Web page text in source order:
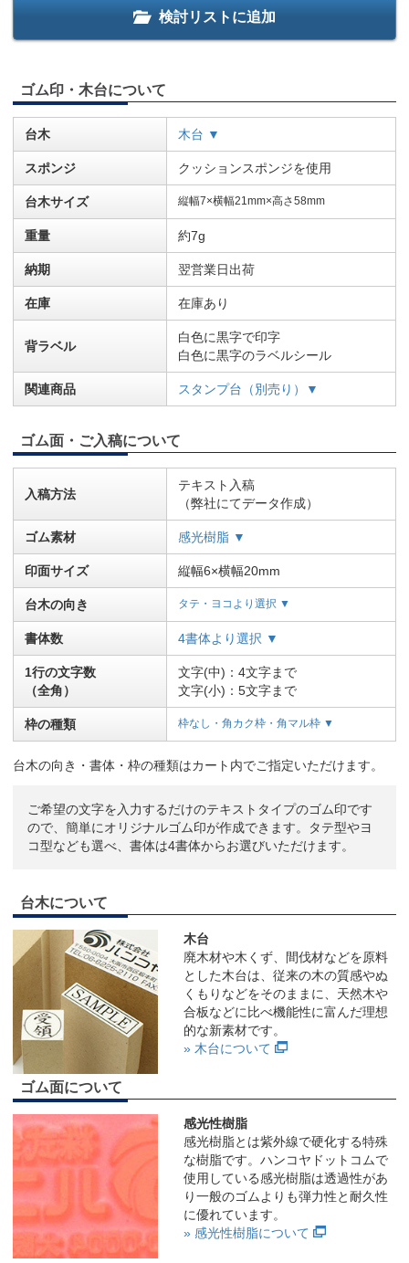
検討リストに追加
ゴム印・木台について
台木 木台 ▼
スポンジ クッションスポンジを使用
台木サイズ 縦幅7×横幅21mm×高さ58mm
重量 約7g
納期 翌営業日出荷
在庫 在庫あり
背ラベル
白色に黒字で印字
白色に黒字のラベルシール
関連商品 スタンプ台（別売り）▼
ゴム面・ご入稿について
入稿方法
テキスト入稿
（弊社にてデータ作成）
ゴム素材 感光樹脂 ▼
印面サイズ 縦幅6×横幅20mm
台木の向き タテ・ヨコより選択 ▼
書体数 4書体より選択 ▼
1行の文字数
（全角）
文字(中)：4文字まで
文字(小)：5文字まで
枠の種類 枠なし・角カク枠・角マル枠 ▼
台木の向き・書体・枠の種類はカート内でご指定いただけます。
ご希望の文字を入力するだけのテキストタイプのゴム印です
ので、簡単にオリジナルゴム印が作成できます。タテ型やヨ
コ型なども選べ、書体は4書体からお選びいただけます。
台木について
木台
廃木材や木くず、間伐材などを原料
とした木台は、従来の木の質感やぬ
くもりなどをそのままに、天然木や
合板などに比べ機能性に富んだ理想
的な新素材です。
» 木台について
ゴム面について
感光性樹脂
感光樹脂とは紫外線で硬化する特殊
な樹脂です。ハンコヤドットコムで
使用している感光樹脂は透過性があ
り一般のゴムよりも弾力性と耐久性
に優れています。
» 感光性樹脂について